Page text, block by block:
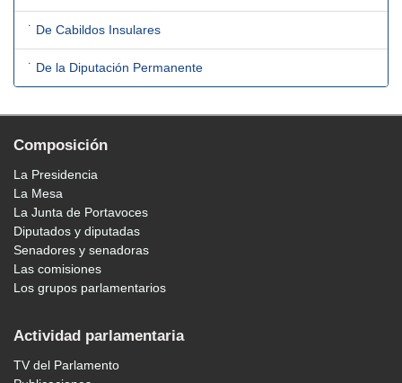
˙ De Cabildos Insulares
˙ De la Diputación Permanente
Composición
La Presidencia
La Mesa
La Junta de Portavoces
Diputados y diputadas
Senadores y senadoras
Las comisiones
Los grupos parlamentarios
Actividad parlamentaria
TV del Parlamento